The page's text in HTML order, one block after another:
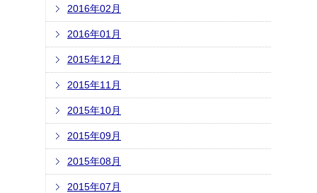
2016年02月
2016年01月
2015年12月
2015年11月
2015年10月
2015年09月
2015年08月
2015年07月